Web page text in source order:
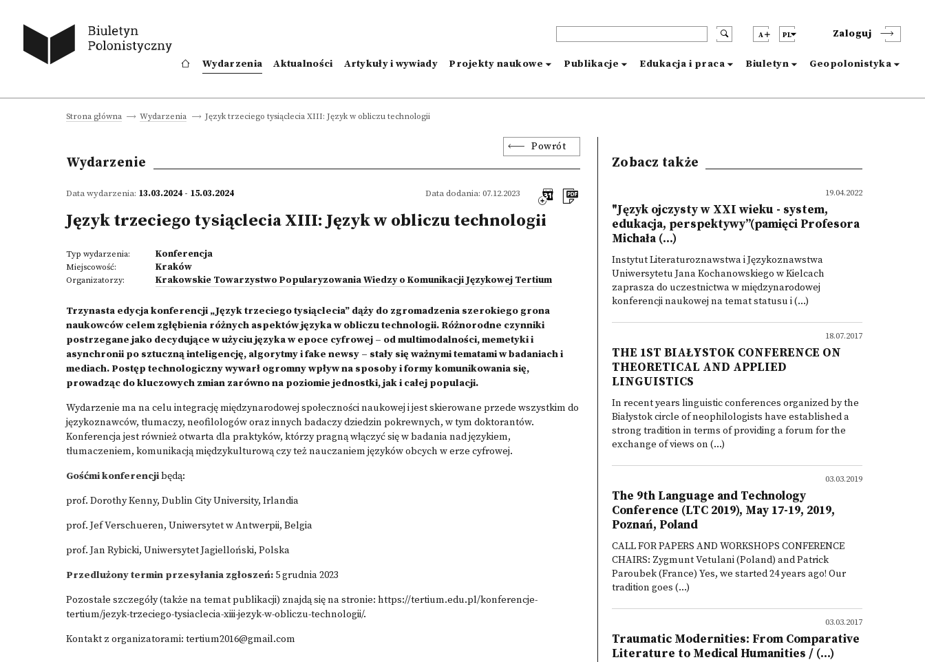
A PL Zaloguj
Wydarzenia Aktualności Artykuły i wywiady Projekty naukowe Publikacje Edukacja i praca Biuletyn Geopolonistyka
Strona główna Wydarzenia Język trzeciego tysiąclecia XIII: Język w obliczu technologii
Powrót
Wydarzenie
Data wydarzenia: 13.03.2024 - 15.03.2024 Data dodania: 07.12.2023
Język trzeciego tysiąclecia XIII: Język w obliczu technologii
Typ wydarzenia: Konferencja
Miejscowość: Kraków
Organizatorzy: Krakowskie Towarzystwo Popularyzowania Wiedzy o Komunikacji Językowej Tertium
Trzynasta edycja konferencji „Język trzeciego tysiąclecia” dąży do zgromadzenia szerokiego grona
naukowców celem zgłębienia różnych aspektów języka w obliczu technologii. Różnorodne czynniki
postrzegane jako decydujące w użyciu języka w epoce cyfrowej – od multimodalności, memetyki i
asynchronii po sztuczną inteligencję, algorytmy i fake newsy – stały się ważnymi tematami w badaniach i
mediach. Postęp technologiczny wywarł ogromny wpływ na sposoby i formy komunikowania się,
prowadząc do kluczowych zmian zarówno na poziomie jednostki, jak i całej populacji.
Wydarzenie ma na celu integrację międzynarodowej społeczności naukowej i jest skierowane przede wszystkim do
językoznawców, tłumaczy, neofilologów oraz innych badaczy dziedzin pokrewnych, w tym doktorantów.
Konferencja jest również otwarta dla praktyków, którzy pragną włączyć się w badania nad językiem,
tłumaczeniem, komunikacją międzykulturową czy też nauczaniem języków obcych w erze cyfrowej.
Gośćmi konferencjibędą:
prof. Dorothy Kenny, Dublin City University, Irlandia
prof. Jef Verschueren, Uniwersytet w Antwerpii, Belgia
prof. Jan Rybicki, Uniwersytet Jagielloński, Polska
Przedlużony termin przesyłania zgłoszeń: 5 grudnia 2023
Pozostałe szczegóły (także na temat publikacji) znajdą się na stronie: https://tertium.edu.pl/konferencje-
tertium/jezyk-trzeciego-tysiaclecia-xiii-jezyk-w-obliczu-technologii/.
Kontakt z organizatorami: tertium2016@gmail.com
Zobacz także
19.04.2022
"Język ojczysty w XXI wieku - system,
edukacja, perspektywy”(pamięci Profesora
Michała (...)
Instytut Literaturoznawstwa i Językoznawstwa
Uniwersytetu Jana Kochanowskiego w Kielcach
zaprasza do uczestnictwa w międzynarodowej
konferencji naukowej na temat statusu i (...)
18.07.2017
THE 1ST BIAŁYSTOK CONFERENCE ON
THEORETICAL AND APPLIED
LINGUISTICS
In recent years linguistic conferences organized by the
Białystok circle of neophilologists have established a
strong tradition in terms of providing a forum for the
exchange of views on (...)
03.03.2019
The 9th Language and Technology
Conference (LTC 2019), May 17-19, 2019,
Poznań, Poland
CALL FOR PAPERS AND WORKSHOPS CONFERENCE
CHAIRS: Zygmunt Vetulani (Poland) and Patrick
Paroubek (France) Yes, we started 24 years ago! Our
tradition goes (...)
03.03.2017
Traumatic Modernities: From Comparative
Literature to Medical Humanities / (...)